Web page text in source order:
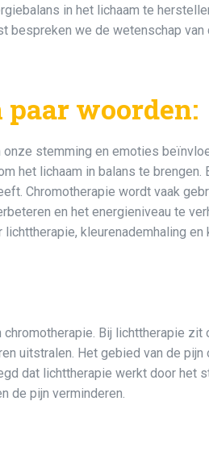
in het lichaam te
we de wetenschap van
woorden:
stemming en emoties
het lichaam in balans te
Chromotherapie wordt vaak
en het energieniveau te
kleurenademhaling en
Bij lichttherapie
uitstralen. Het gebied van de
dat lichttherapie werkt door het
de pijn verminderen.